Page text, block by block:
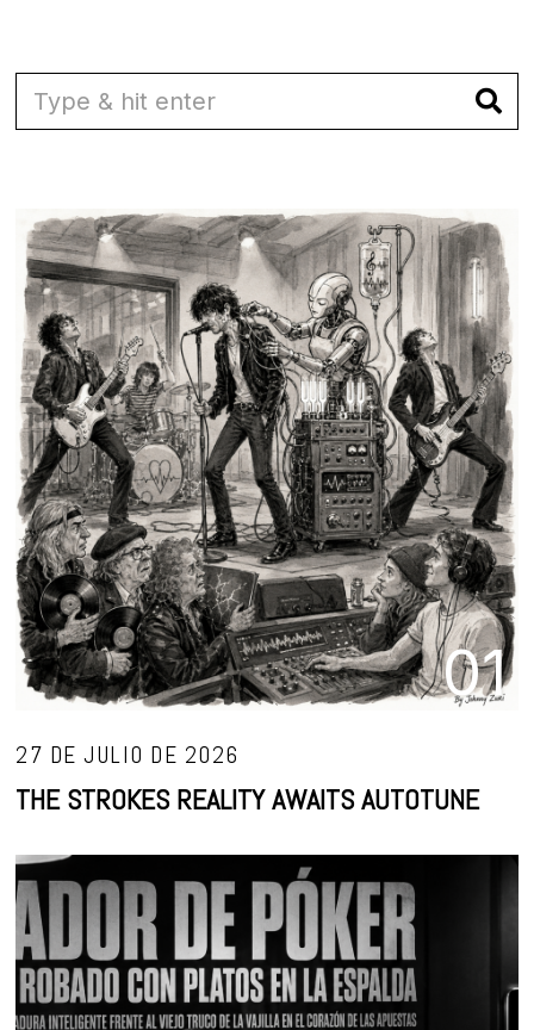
01
27 DE JULIO DE 2026
THE STROKES REALITY AWAITS AUTOTUNE